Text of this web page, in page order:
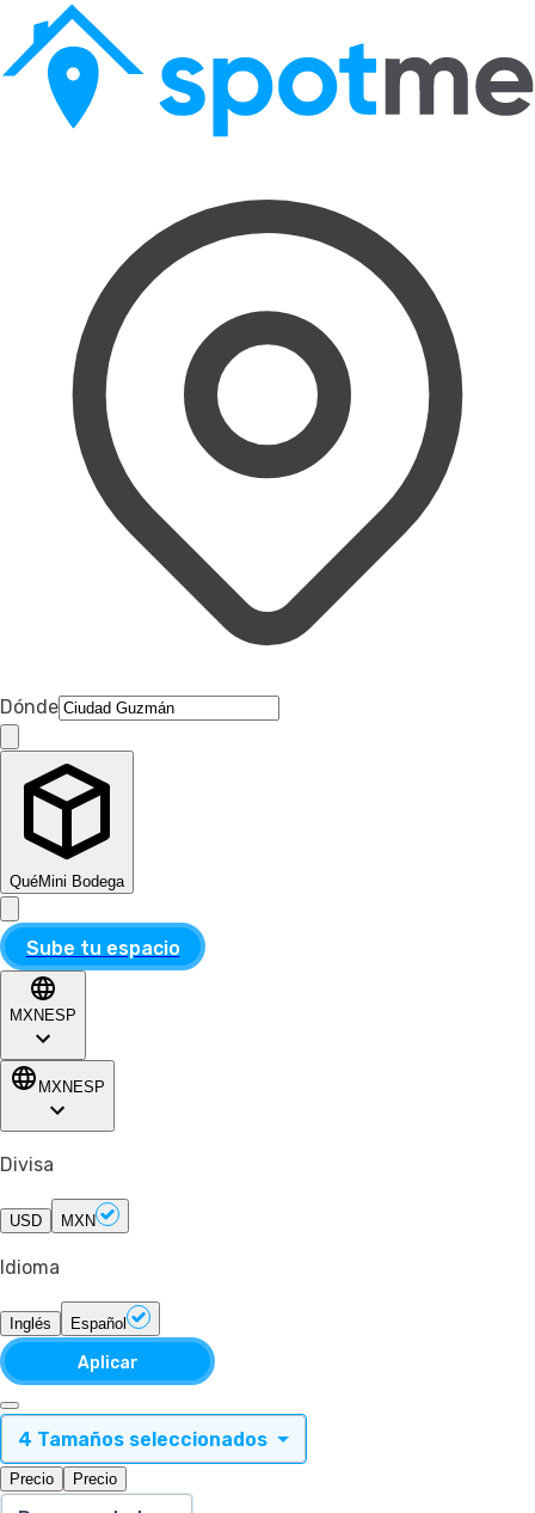
Dónde
QuéMini Bodega
Sube tu espacio
MXN ESP
MXN ESP
Divisa
USD MXN
Idioma
Inglés Español
Aplicar
4 Tamaños seleccionados
Precio Precio